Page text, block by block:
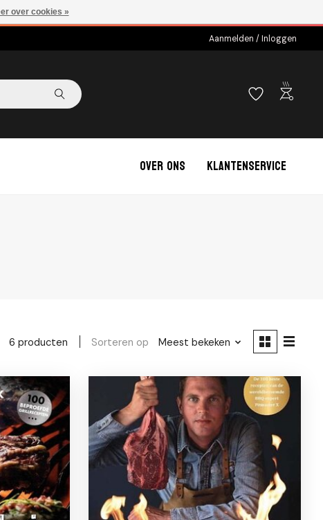
Aanmelden / Inloggen
outdoor_grill
Over ons Klantenservice
6 producten Sorteren op Meest bekeken
over cookies »